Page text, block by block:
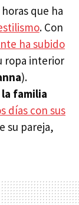
que ha
. Con
ha subido
ropa interior
).
la familia
días con sus
su pareja,